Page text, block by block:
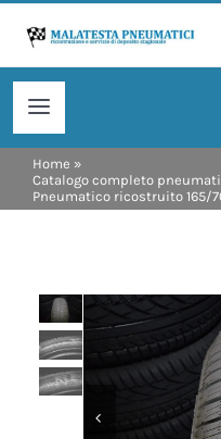
Toggle
Navigation
HOME
PNEUMATICI RICOSTRUITI
PNEUMATICI NUOVI
Home »
Catalogo completo
Pneumatico ricostruito 165/
